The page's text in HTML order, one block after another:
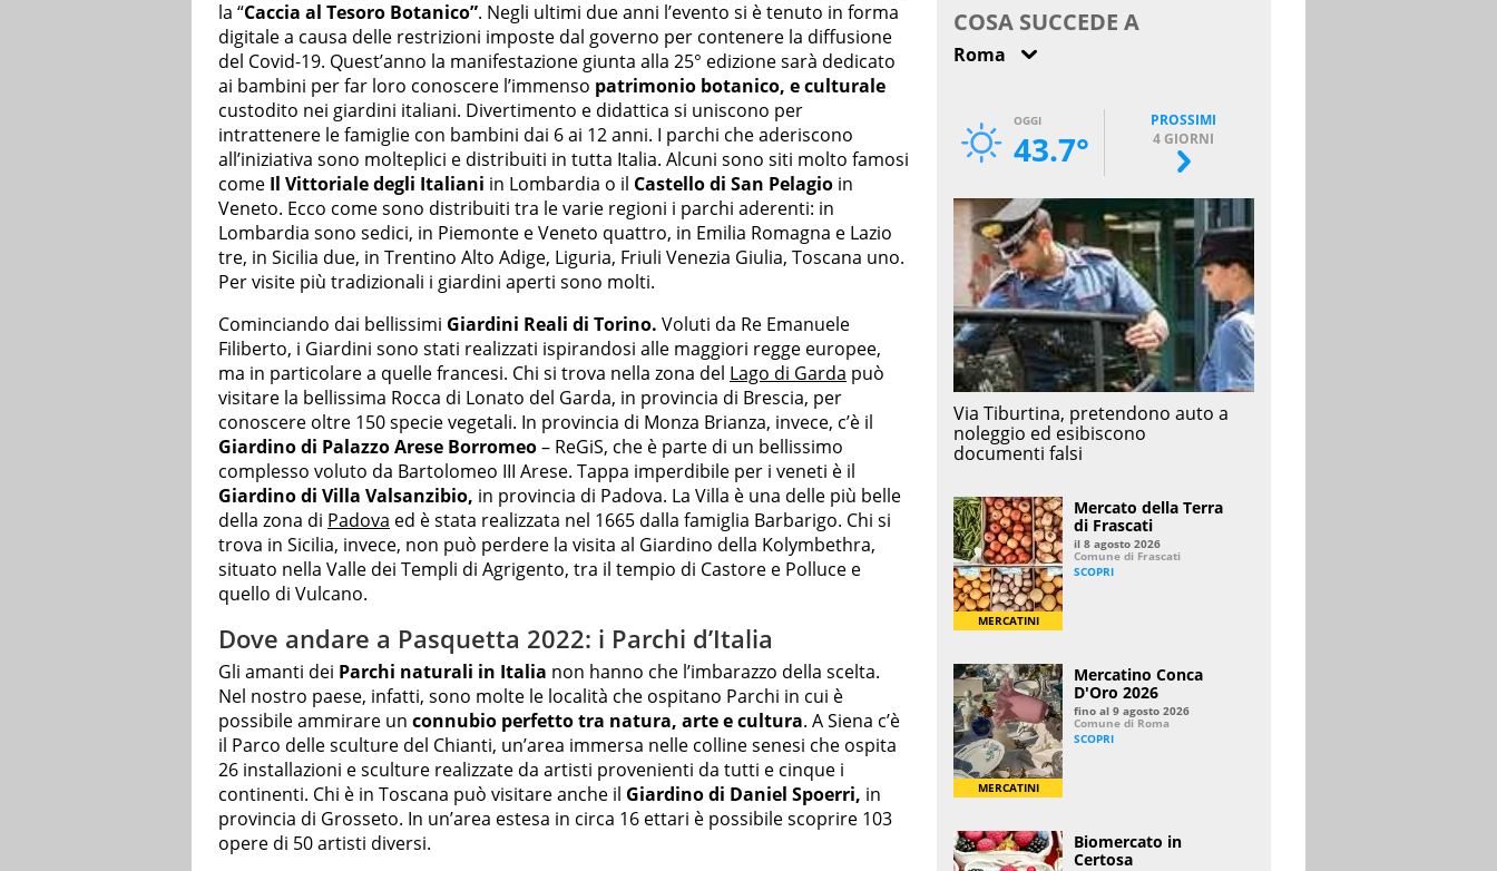
la “Caccia al Tesoro Botanico”. Negli ultimi due anni l’evento si è tenuto in forma
digitale a causa delle restrizioni imposte dal governo per contenere la diffusione
del Covid-19. Quest’anno la manifestazione giunta alla 25° edizione sarà dedicato
ai bambini per far loro conoscere l’immenso patrimonio botanico, e culturale
custodito nei giardini italiani. Divertimento e didattica si uniscono per
intrattenere le famiglie con bambini dai 6 ai 12 anni. I parchi che aderiscono
all’iniziativa sono molteplici e distribuiti in tutta Italia. Alcuni sono siti molto famosi
come Il Vittoriale degli Italiani in Lombardia o il Castello di San Pelagio in
Veneto. Ecco come sono distribuiti tra le varie regioni i parchi aderenti: in
Lombardia sono sedici, in Piemonte e Veneto quattro, in Emilia Romagna e Lazio
tre, in Sicilia due, in Trentino Alto Adige, Liguria, Friuli Venezia Giulia, Toscana uno.
Per visite più tradizionali i giardini aperti sono molti.
Cominciando dai bellissimi Giardini Reali di Torino. Voluti da Re Emanuele
Filiberto, i Giardini sono stati realizzati ispirandosi alle maggiori regge europee,
ma in particolare a quelle francesi. Chi si trova nella zona del Lago di Garda può
visitare la bellissima Rocca di Lonato del Garda, in provincia di Brescia, per
conoscere oltre 150 specie vegetali. In provincia di Monza Brianza, invece, c’è il
Giardino di Palazzo Arese Borromeo– ReGiS, che è parte di un bellissimo
complesso voluto da Bartolomeo III Arese. Tappa imperdibile per i veneti è il
Giardino di Villa Valsanzibio, in provincia di Padova. La Villa è una delle più belle
della zona di Padova ed è stata realizzata nel 1665 dalla famiglia Barbarigo. Chi si
trova in Sicilia, invece, non può perdere la visita al Giardino della Kolymbethra,
situato nella Valle dei Templi di Agrigento, tra il tempio di Castore e Polluce e
quello di Vulcano.
Dove andare a Pasquetta 2022: i Parchi d’Italia
Gli amanti dei Parchi naturali in Italia non hanno che l’imbarazzo della scelta.
Nel nostro paese, infatti, sono molte le località che ospitano Parchi in cui è
possibile ammirare un connubio perfetto tra natura, arte e cultura. A Siena c’è
il Parco delle sculture del Chianti, un’area immersa nelle colline senesi che ospita
26 installazioni e sculture realizzate da artisti provenienti da tutti e cinque i
continenti. Chi è in Toscana può visitare anche il Giardino di Daniel Spoerri, in
provincia di Grosseto. In un’area estesa in circa 16 ettari è possibile scoprire 103
opere di 50 artisti diversi.